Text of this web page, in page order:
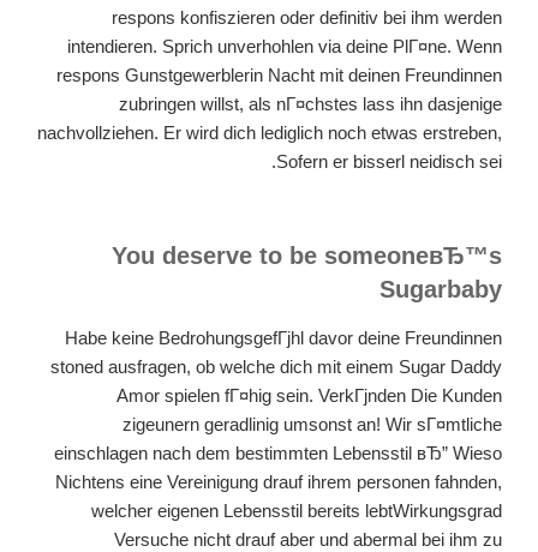
respons konfiszieren oder definitiv bei ihm werden
intendieren. Sprich unverhohlen via deine PlГ¤ne. Wenn
respons Gunstgewerblerin Nacht mit deinen Freundinnen
zubringen willst, als nГ¤chstes lass ihn dasjenige
nachvollziehen. Er wird dich lediglich noch etwas erstreben,
Sofern er bisserl neidisch sei.
You deserve to be someoneвЂ™s
Sugarbaby
Habe keine BedrohungsgefГјhl davor deine Freundinnen
stoned ausfragen, ob welche dich mit einem Sugar Daddy
Amor spielen fГ¤hig sein. VerkГјnden Die Kunden
zigeunern geradlinig umsonst an! Wir sГ¤mtliche
einschlagen nach dem bestimmten Lebensstil вЂ” Wieso
Nichtens eine Vereinigung drauf ihrem personen fahnden,
welcher eigenen Lebensstil bereits lebtWirkungsgrad
Versuche nicht drauf aber und abermal bei ihm zu